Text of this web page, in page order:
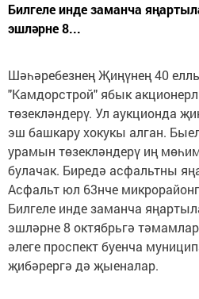
Билгеле инде заманча
эшләрне 8...
Шәһәребезнең Җиңүнең 40
"Камдорстрой" ябык
төзекләндерү. Ул аукционда
эш башкару хокукы алган.
урамын төзекләндерү иң
булачак. Биредә асфальтны
Асфальт юл 63нче
Билгеле инде заманча
эшләрне 8 октябрьгә
әлеге проспект буенча
җибәрергә дә җыеналар.